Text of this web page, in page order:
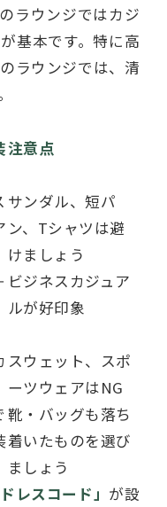
ラウンジではカジ
基本です。特に高
ラウンジでは、清
注意点
サンダル、短パ
ン、Tシャツは避
けましょう
ビジネスカジュア
ルが好印象
スウェット、スポ
ーツウェアはNG
靴・バッグも落ち
着いたものを選び
ましょう
ドレスコード」 が設